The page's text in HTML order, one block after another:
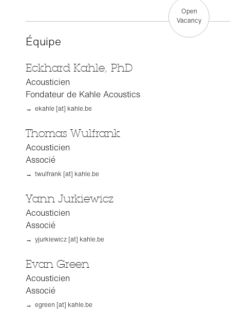
Open
Vacancy
Équipe
Eckhard Kahle, PhD
Acousticien
Fondateur de Kahle Acoustics
→ ekahle [at] kahle.be
Thomas Wulfrank
Acousticien
Associé
→ twulfrank [at] kahle.be
Yann Jurkiewicz
Acousticien
Associé
→ yjurkiewicz [at] kahle.be
Evan Green
Acousticien
Associé
→ egreen [at] kahle.be